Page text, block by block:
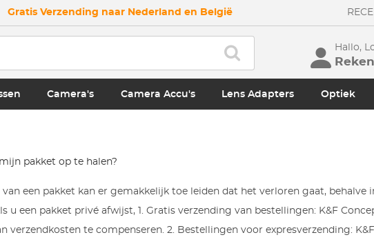
Gratis Verzending naar Nederland en België
Hallo,
Camera's Camera Accu's Lens Adapters Optiek
pakket op te halen?
van een pakket kan er gemakkelijk toe leiden dat het verloren gaat, behalve
u een pakket privé afwijst, 1. Gratis verzending van bestellingen: K&F
verzendkosten te compenseren. 2. Bestellingen voor expresverzending: